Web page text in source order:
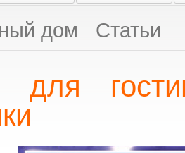
дом Статьи
для